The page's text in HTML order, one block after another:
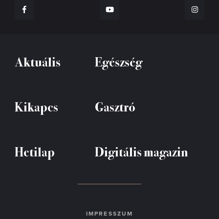
Aktuális Egészség
Kikapcs Gasztró
Hetilap Digitális magazin
IMPRESSZUM